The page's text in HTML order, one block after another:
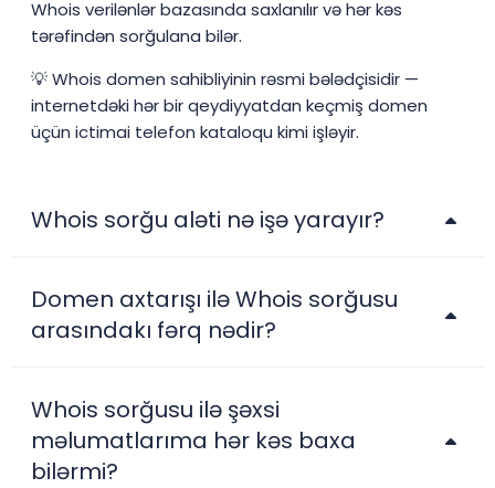
Whois verilənlər bazasında saxlanılır və hər kəs
tərəfindən sorğulana bilər.
💡 Whois domen sahibliyinin rəsmi bələdçisidir —
internetdəki hər bir qeydiyyatdan keçmiş domen
üçün ictimai telefon kataloqu kimi işləyir.
Whois sorğu aləti nə işə yarayır?
Domen axtarışı ilə Whois sorğusu
arasındakı fərq nədir?
Whois sorğusu ilə şəxsi
məlumatlarıma hər kəs baxa
bilərmi?